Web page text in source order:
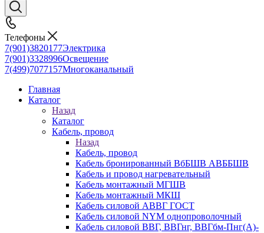
Телефоны
7(901)3820177Электрика
7(901)3328996Освещение
7(499)7077157Многоканальный
Главная
Каталог
Назад
Каталог
Кабель, провод
Назад
Кабель, провод
Кабель бронированный ВбБШВ АВББШВ
Кабель и провод нагревательный
Кабель монтажный МГШВ
Кабель монтажный МКШ
Кабель силовой АВВГ ГОСТ
Кабель силовой NYM однопроволочный
Кабель силовой ВВГ, ВВГнг, ВВГбм-Пнг(А)-